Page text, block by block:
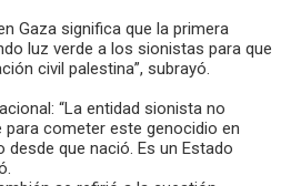
Gaza significa que la primera
luz verde a los sionistas para que
civil palestina”, subrayó.
“La entidad sionista no
cometer este genocidio en
que nació. Es un Estado